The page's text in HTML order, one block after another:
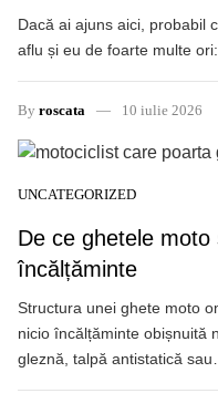
Dacă ai ajuns aici, probabil
aflu și eu de foarte multe
By roscata 10 iulie 2026
UNCATEGORIZED
De ce ghetele
încălțăminte
Structura unei ghete moto
nicio încălțăminte obișnuită
gleznă, talpă antistatică